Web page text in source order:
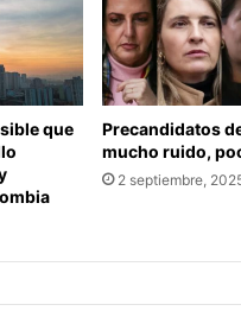
que
Precandidatos
mucho ruido,
2 septiembre,